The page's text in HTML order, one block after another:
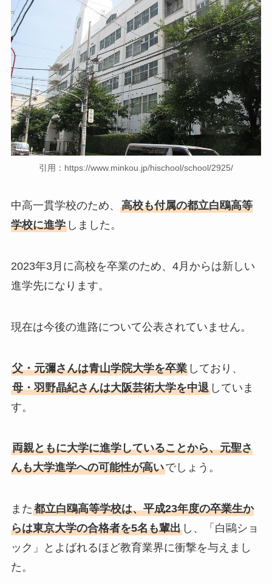
引用：https://www.minkou.jp/hischool/school/2925/
中高一貫学校のため、 高校も付属の都立白鴎高等
学校に進学しました。
2023年3月に高校を卒業のため、4月からは新しい
進学先になります。
現在は今後の進路について公表されていません。
父・元彌さんは青山学院大学を卒業しており、
母・羽野晶紀さんは大阪芸術大学を中退していま
す。
両親ともに大学に進学していることから、元聖さ
んも大学進学への可能性が高いでしょう。
また都立白鴎高等学校は、平成23年度の卒業生か
らは東京大学の合格者を5名も輩出し、「白鷗ショ
ック」とよばれるほど教育業界に衝撃を与えまし
た。